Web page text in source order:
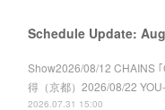
Schedule Update:
Show2026/08/12 CHAINS
得（京都）2026/08/22
2026.07.31 15:00